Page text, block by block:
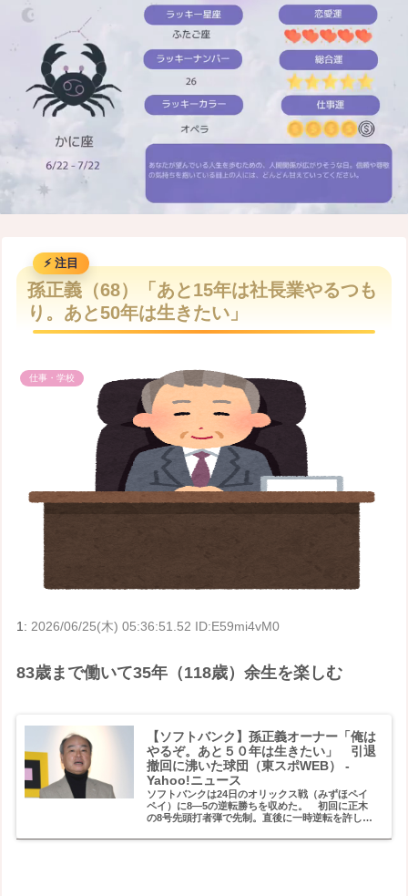
M
u
孫正義（68）「あと15年は社長業やるつも
り。あと50年は生きたい」
仕事・学校
1: 2026/06/25(木) 05:36:51.52 ID:E59mi4vM0
83歳まで働いて35年（118歳）余生を楽しむ
【ソフトバンク】孫正義オーナー「俺は
やるぞ。あと５０年は生きたい」 引退
撤回に沸いた球団（東スポWEB） -
Yahoo!ニュース
ソフトバンクは24日のオリックス戦（みずほペイ
ペイ）に8―5の逆転勝ちを収めた。 初回に正木
の8号先頭打者弾で先制。直後に一時逆転を許した
じて5